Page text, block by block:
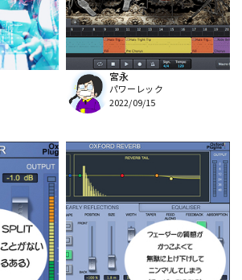
宮永
パワーレック
2022/09/15